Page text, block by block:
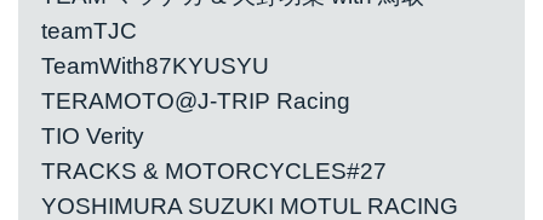
teamTJC
TeamWith87KYUSYU
TERAMOTO@J-TRIP Racing
TIO Verity
TRACKS & MOTORCYCLES#27
YOSHIMURA SUZUKI MOTUL RACING